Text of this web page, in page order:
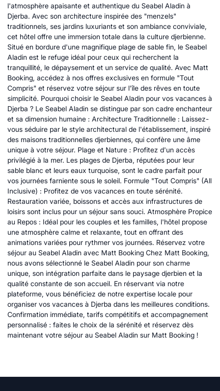
l'atmosphère apaisante et authentique du Seabel Aladin à
Djerba. Avec son architecture inspirée des "menzels"
traditionnels, ses jardins luxuriants et son ambiance conviviale,
cet hôtel offre une immersion totale dans la culture djerbienne.
Situé en bordure d'une magnifique plage de sable fin, le Seabel
Aladin est le refuge idéal pour ceux qui recherchent la
tranquillité, le dépaysement et un service de qualité. Avec Matt
Booking, accédez à nos offres exclusives en formule "Tout
Compris" et réservez votre séjour sur l'île des rêves en toute
simplicité. Pourquoi choisir le Seabel Aladin pour vos vacances à
Djerba ? Le Seabel Aladin se distingue par son cadre enchanteur
et sa dimension humaine : Architecture Traditionnelle : Laissez-
vous séduire par le style architectural de l'établissement, inspiré
des maisons traditionnelles djerbiennes, qui confère une âme
unique à votre séjour. Plage et Nature : Profitez d'un accès
privilégié à la mer. Les plages de Djerba, réputées pour leur
sable blanc et leurs eaux turquoise, sont le cadre parfait pour
vos journées farniente sous le soleil. Formule "Tout Compris" (All
Inclusive) : Profitez de vos vacances en toute sérénité.
Restauration variée, boissons et accès aux infrastructures de
loisirs sont inclus pour un séjour sans souci. Atmosphère Propice
au Repos : Idéal pour les couples et les familles, l'hôtel propose
une atmosphère calme et relaxante, tout en offrant des
animations variées pour rythmer vos journées. Réservez votre
séjour au Seabel Aladin avec Matt Booking Chez Matt Booking,
nous avons sélectionné le Seabel Aladin pour son charme
unique, son intégration parfaite dans le paysage djerbien et la
qualité constante de son accueil. En réservant via notre
plateforme, vous bénéficiez de notre expertise locale pour
organiser vos vacances à Djerba dans les meilleures conditions.
Confirmation immédiate, tarifs compétitifs et accompagnement
personnalisé : faites le choix de la sérénité et réservez dès
maintenant votre séjour au Seabel Aladin sur Matt Booking !